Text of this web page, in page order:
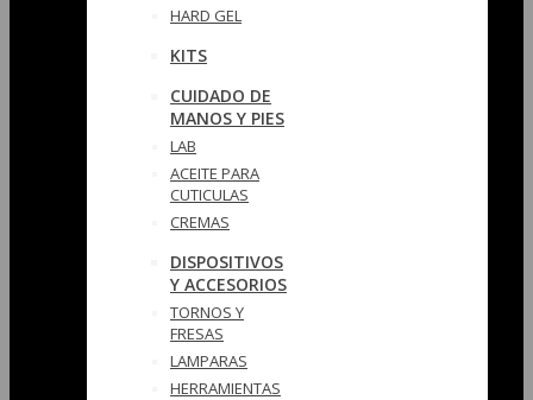
HARD GEL
KITS
CUIDADO DE
MANOS Y PIES
LAB
ACEITE PARA
CUTICULAS
CREMAS
DISPOSITIVOS
Y ACCESORIOS
TORNOS Y
FRESAS
LAMPARAS
HERRAMIENTAS